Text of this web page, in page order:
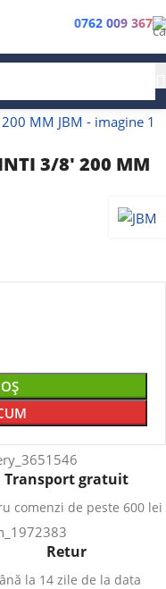
0762 009 367
3/8′ 200 MM
Transport gratuit
comenzi de peste 600 lei
Retur
la 14 zile de la data